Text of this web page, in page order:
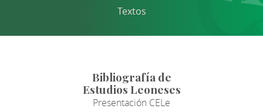
Textos
Bibliografía de
Estudios Leoneses
Presentación CELe